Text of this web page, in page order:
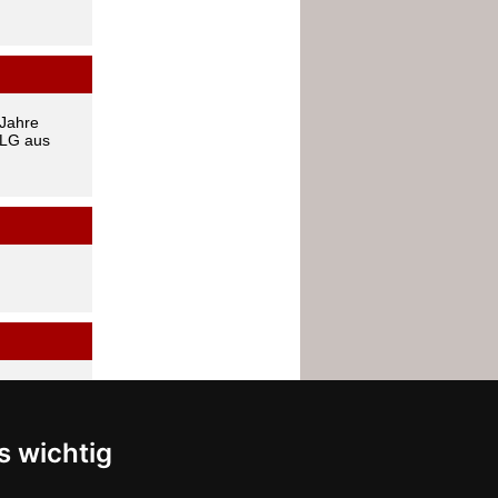
wichtig
aus